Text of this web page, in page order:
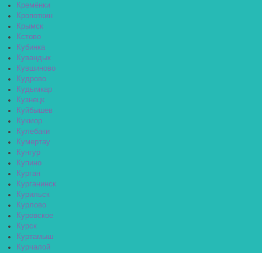
Кремёнки
Кропоткин
Крымск
Кстово
Кубинка
Кувандык
Кувшиново
Кудрово
Кудымкар
Кузнецк
Куйбышев
Кукмор
Кулебаки
Кумертау
Кунгур
Купино
Курган
Курганинск
Курильск
Курлово
Куровское
Курск
Куртамыш
Курчалой